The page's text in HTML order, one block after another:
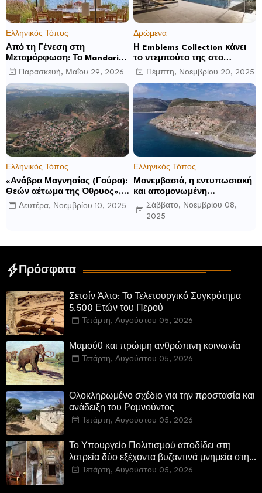
Ελληνικός Τόπος
Από τη Γένεση στη
Μεταμόρφωση: Το Mandarin
Oriental, Costa Navarino
αποκαλύπτει μια νέα σεζόν
βιωματικών εμπειριών
Παρασκευή, Μαΐου 29, 2026
Δρώμενα
Η Emblems Collection κάνει
το ντεμπούτο της στο
Ηνωμένο Βασίλειο με το
Luckham Park Hotel & Spa
και ανακοινώνει άλλα έξι
ανοίγματα για το 2026 και
μετά
Πέμπτη, Νοεμβρίου 20, 2025
Ελληνικός Τόπος
«Ανάβρα Μαγνησίας (Γούρα):
Θεών αέτωμα της Όθρυος»,
γράφει ο Δημήτρης Β.
Καρέλης
Δευτέρα, Νοεμβρίου 10, 2025
Ελληνικός Τόπος
Μονεμβασιά, η εντυπωσιακή
και απομονωμένη
οχυρωμένη πόλη που
ιδρύθηκε από τους
Σάββατο, Νοεμβρίου 08,
2025
Πρόσφατα
Σετσίν Άλτο: Το Τελετουργικό Συγκρότημα
5.500 Ετών του Περού
Τετάρτη, Αυγούστου 05, 2026
Μαμούθ και πρώιμη ανθρώπινη κοινωνία
Τετάρτη, Αυγούστου 05, 2026
Ολοκληρωμένο σχέδιο για την προστασία και
ανάδειξη του Ραμνούντος
Τετάρτη, Αυγούστου 05, 2026
Το Υπουργείο Πολιτισμού αποδίδει στη
λατρεία δύο εξέχοντα βυζαντινά μνημεία στην
Καστοριά και έπεται το αποκαταστημένο
Τετάρτη, Αυγούστου 05, 2026